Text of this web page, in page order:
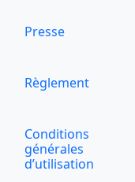
Presse
Règlement
Conditions
générales
d’utilisation